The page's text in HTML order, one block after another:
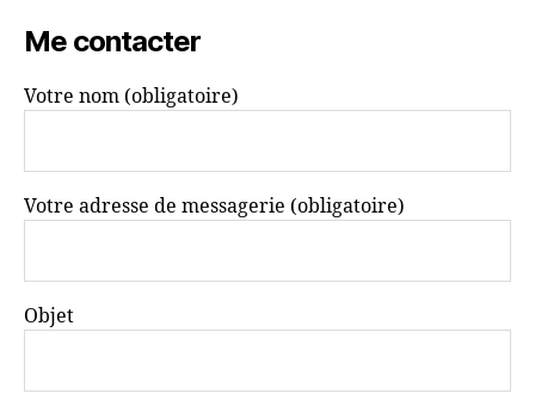
Me contacter
Votre nom (obligatoire)
Votre adresse de messagerie (obligatoire)
Objet